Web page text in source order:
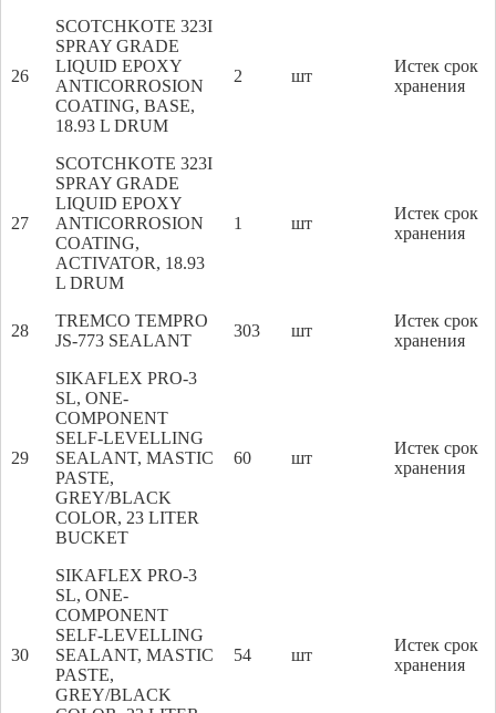
26
SCOTCHKOTE 323I
SPRAY GRADE
LIQUID EPOXY
ANTICORROSION
COATING, BASE,
18.93 L DRUM
2 шт
Истек срок
хранения
27
SCOTCHKOTE 323I
SPRAY GRADE
LIQUID EPOXY
ANTICORROSION
COATING,
ACTIVATOR, 18.93
L DRUM
1 шт
Истек срок
хранения
28
TREMCO TEMPRO
JS-773 SEALANT
303 шт
Истек срок
хранения
29
SIKAFLEX PRO-3
SL, ONE-
COMPONENT
SELF-LEVELLING
SEALANT, MASTIC
PASTE,
GREY/BLACK
COLOR, 23 LITER
BUCKET
60 шт
Истек срок
хранения
30
SIKAFLEX PRO-3
SL, ONE-
COMPONENT
SELF-LEVELLING
SEALANT, MASTIC
PASTE,
GREY/BLACK
54 шт
Истек срок
хранения